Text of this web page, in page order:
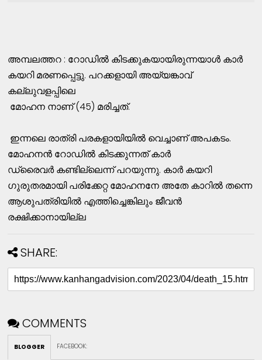
അമ്പലത്തറ : റോഡിൽ കിടക്കുകയായിരുന്നയാൾ കാർ
കയറി മരണപ്പെട്ടു. പറക്കളായി അയ്യങ്കാവ്
കല്ലുവളപ്പിലെ
മോഹന നാണ് (45) മരിച്ചത്.
ഇന്നലെ രാത്രി പരകളായിയിൽ വെച്ചാണ് അപകടം.
മോഹനൻ റോഡിൽ കിടക്കുന്നത് കാർ
ഡ്രൈവർ കണ്ടില്ലെന്ന് പറയുന്നു. കാർ കയറി
ഗുരുതരമായി പരിക്കേറ്റ മോഹനനേ അതേ കാറിൽ തന്നെ
ആശുപത്രിയിൽ എത്തിച്ചെങ്കിലും ജീവൻ
രക്ഷിക്കാനായില്ല
SHARE:
COMMENTS
BLOGGER FACEBOOK: